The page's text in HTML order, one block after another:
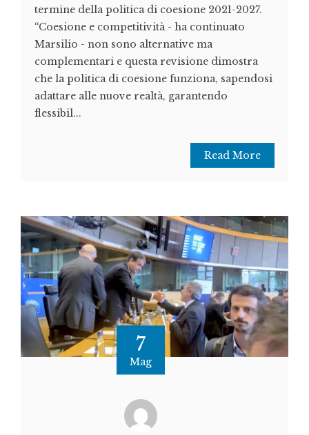
termine della politica di coesione 2021-2027.
“Coesione e competitività - ha continuato
Marsilio - non sono alternative ma
complementari e questa revisione dimostra
che la politica di coesione funziona, sapendosi
adattare alle nuove realtà, garantendo
flessibil...
Read More
7
Mag